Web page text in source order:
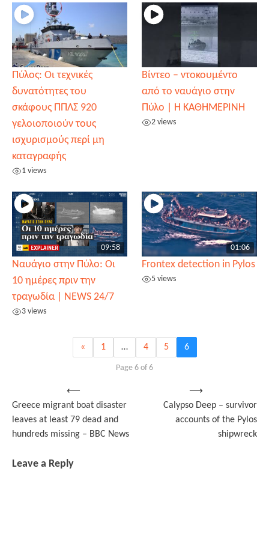
Πύλος: Οι τεχνικές
δυνατότητες του
σκάφους ΠΠΛΣ 920
γελοιοποιούν τους
ισχυρισμούς περί μη
καταγραφής
1 views
Βίντεο – ντοκουμέντο
από το ναυάγιο στην
Πύλο | Η ΚΑΘΗΜΕΡΙΝΗ
2 views
09:58
Ναυάγιο στην Πύλο: Οι
10 ημέρες πριν την
τραγωδία | NEWS 24/7
3 views
01:06
Frontex detection in Pylos
5 views
« 1 … 4 5 6
Page 6 of 6
navigation
⟵
Greece migrant boat disaster
leaves at least 79 dead and
hundreds missing – BBC News
Calypso Deep – survivor
accounts of the Pylos
shipwreck
⟶
Leave a Reply